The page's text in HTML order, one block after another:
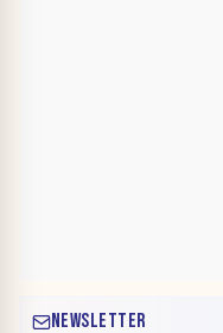
NEWSLETTER